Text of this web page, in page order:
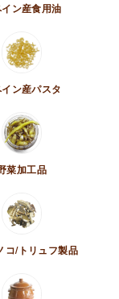
ン産食用油
ン産パスタ
菜加工品
コ/トリュフ製品